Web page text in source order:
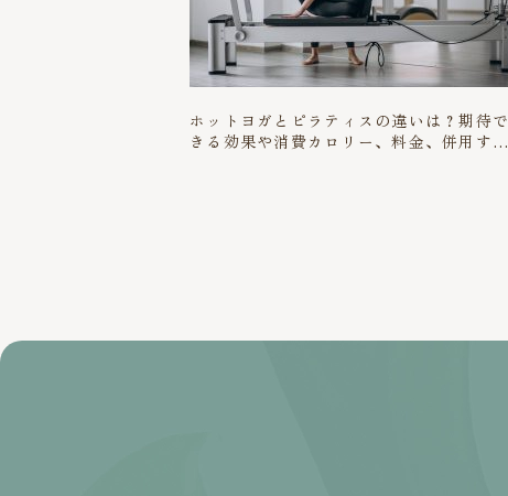
ホットヨガとピラティスの違いは？期待で
きる効果や消費カロリー、料金、併用する